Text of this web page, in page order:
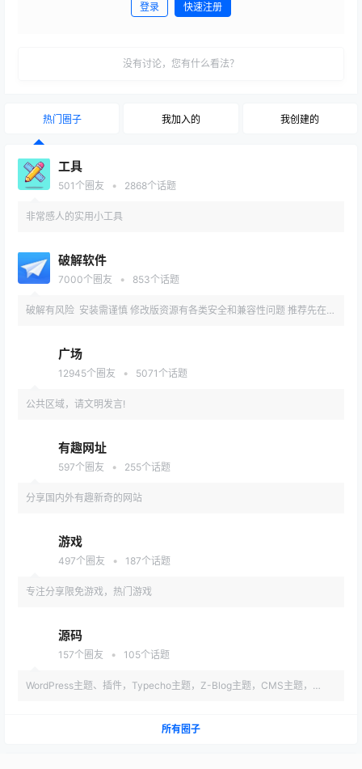
登录 快速注册
没有讨论，您有什么看法？
热门圈子 我加入的 我创建的
工具
501 个圈友 • 2868个话题
非常感人的实用小工具
破解软件
7000个圈友 • 853个话题
破解有风险 安装需谨慎 修改版资源有各类安全和兼容性问题 推荐先在备
广场
12945个圈友 • 5071 个话题
公共区域，请文明发言!
有趣网址
597个圈友 • 255个话题
分享国内外有趣新奇的网站
游戏
497个圈友 • 187个话题
专注分享限免游戏，热门游戏
源码
157个圈友 • 105个话题
WordPress主题、插件，Typecho主题，Z-Blog主题，CMS主题，
所有圈子